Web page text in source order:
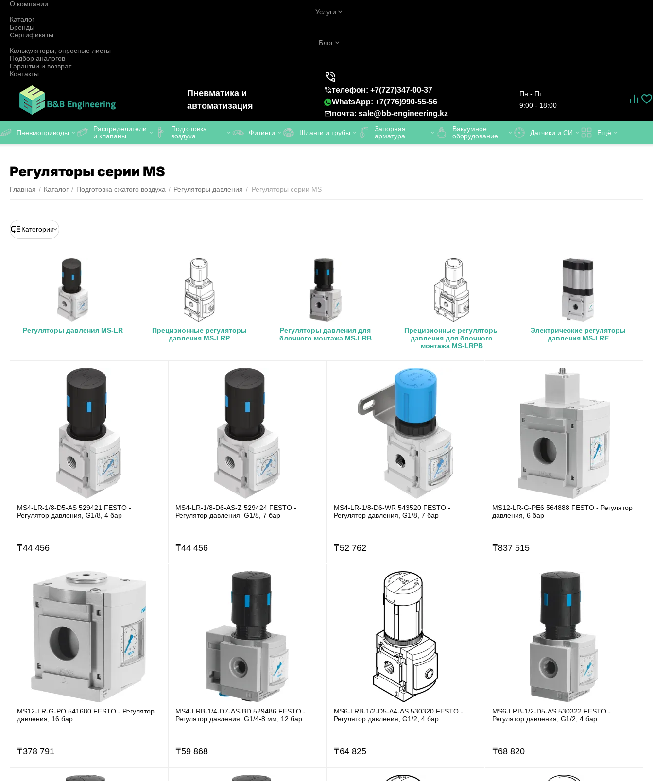
О компании
Услуги
Каталог
Бренды
Сертификаты
Блог
Калькуляторы, опросные листы
Подбор аналогов
Гарантии и возврат
Контакты
Пневматика и
автоматизация
телефон: +7(727)347-00-37
WhatsApp: +7(776)990-55-56
почта: sale@bb-engineering.kz
Пн - Пт
9:00 - 18:00
Пневмоприводы
Распределители
и клапаны
Подготовка
воздуха
Фитинги Шланги и трубы
Запорная
арматура
Вакуумное
оборудование
Датчики и СИ Ещё
Регуляторы серии MS
Главная / Каталог / Подготовка сжатого воздуха / Регуляторы давления / Регуляторы серии MS
Категории
Регуляторы давления MS-LR
Прецизионные регуляторы
давления MS-LRP
Регуляторы давления для
блочного монтажа MS-LRB
Прецизионные регуляторы
давления для блочного
монтажа MS-LRPB
Электрические регуляторы
давления MS-LRE
MS4-LR-1/8-D5-AS 529421 FESTO -
Регулятор давления, G1/8, 4 бар
₸44 456
MS4-LR-1/8-D6-AS-Z 529424 FESTO -
Регулятор давления, G1/8, 7 бар
₸44 456
MS4-LR-1/8-D6-WR 543520 FESTO -
Регулятор давления, G1/8, 7 бар
₸52 762
MS12-LR-G-PE6 564888 FESTO - Регулятор
давления, 6 бар
₸837 515
MS12-LR-G-PO 541680 FESTO - Регулятор
давления, 16 бар
₸378 791
MS4-LRB-1/4-D7-AS-BD 529486 FESTO -
Регулятор давления, G1/4-8 мм, 12 бар
₸59 868
MS6-LRB-1/2-D5-A4-AS 530320 FESTO -
Регулятор давления, G1/2, 4 бар
₸64 825
MS6-LRB-1/2-D5-AS 530322 FESTO -
Регулятор давления, G1/2, 4 бар
₸68 820